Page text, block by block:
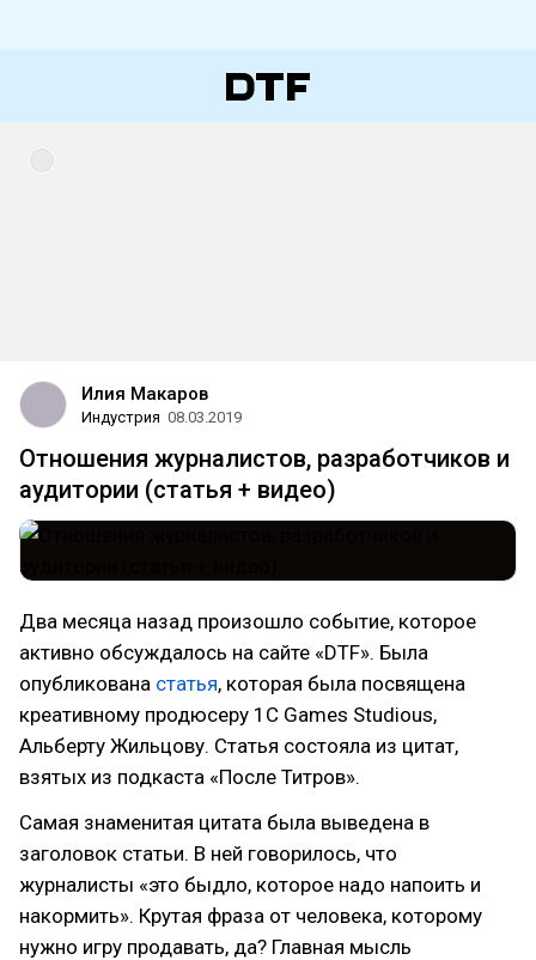
Илия Макаров
Индустрия 08.03.2019
Отношения журналистов, разработчиков и
аудитории (статья + видео)
Два месяца назад произошло событие, которое
активно обсуждалось на сайте «DTF». Была
опубликована статья, которая была посвящена
креативному продюсеру 1С Games Studious,
Альберту Жильцову. Статья состояла из цитат,
взятых из подкаста «После Титров».
Самая знаменитая цитата была выведена в
заголовок статьи. В ней говорилось, что
журналисты «это быдло, которое надо напоить и
накормить». Крутая фраза от человека, которому
нужно игру продавать, да? Главная мысль